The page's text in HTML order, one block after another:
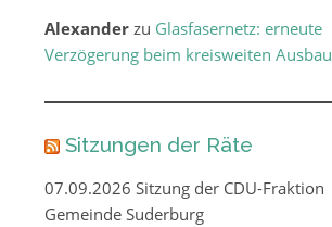
Alexanderzu Glasfasernetz: erneute
Verzögerung beim kreisweiten Ausbau
Sitzungen der Räte
07.09.2026 Sitzung der CDU-Fraktion
Gemeinde Suderburg